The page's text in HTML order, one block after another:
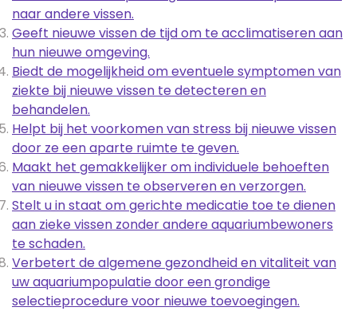
naar andere vissen.
Geeft nieuwe vissen de tijd om te acclimatiseren aan
hun nieuwe omgeving.
Biedt de mogelijkheid om eventuele symptomen van
ziekte bij nieuwe vissen te detecteren en
behandelen.
Helpt bij het voorkomen van stress bij nieuwe vissen
door ze een aparte ruimte te geven.
Maakt het gemakkelijker om individuele behoeften
van nieuwe vissen te observeren en verzorgen.
Stelt u in staat om gerichte medicatie toe te dienen
aan zieke vissen zonder andere aquariumbewoners
te schaden.
Verbetert de algemene gezondheid en vitaliteit van
uw aquariumpopulatie door een grondige
selectieprocedure voor nieuwe toevoegingen.